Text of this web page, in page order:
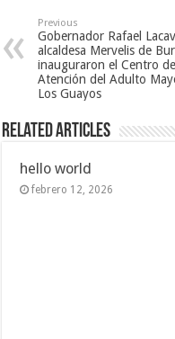
Previous
Gobernador Rafael
alcaldesa Mervelis de
inauguraron el Centro de
Atención del Adulto
Los Guayos
Related Articles
hello world
febrero 12, 2026